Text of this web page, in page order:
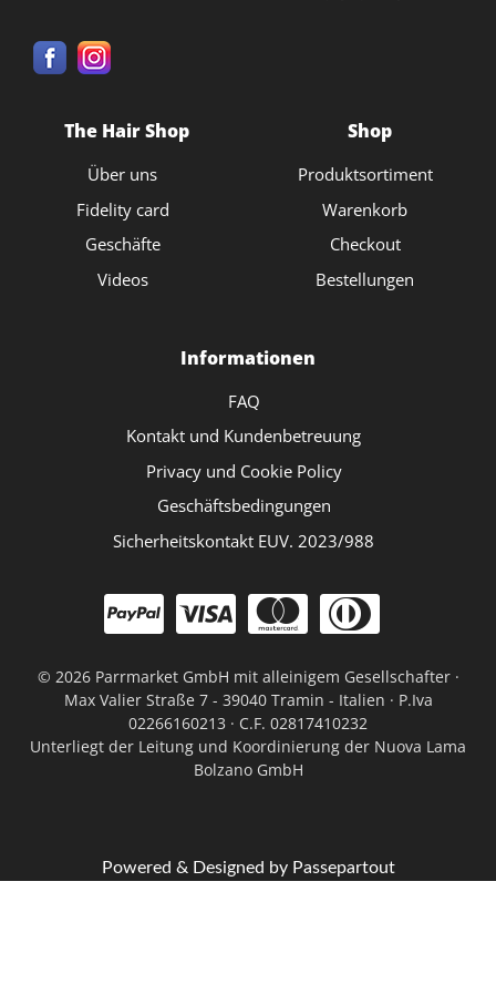
The Hair Shop
Über uns
Fidelity card
Geschäfte
Videos
Shop
Produktsortiment
Warenkorb
Checkout
Bestellungen
Informationen
FAQ
Kontakt und Kundenbetreuung
Privacy und Cookie Policy
Geschäftsbedingungen
Sicherheitskontakt EUV. 2023/988
© 2026 Parrmarket GmbH mit alleinigem Gesellschafter ·
Max Valier Straße 7 - 39040 Tramin - Italien · P.Iva
02266160213 · C.F. 02817410232
Unterliegt der Leitung und Koordinierung der Nuova Lama
Bolzano GmbH
Powered & Designed by Passepartout